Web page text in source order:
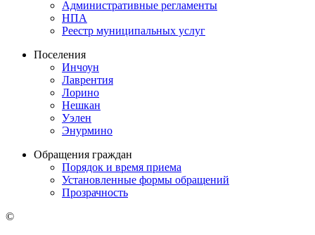
Административные регламенты
НПА
Реестр муниципальных услуг
Поселения
Инчоун
Лаврентия
Лорино
Нешкан
Уэлен
Энурмино
Обращения граждан
Порядок и время приема
Установленные формы обращений
Прозрачность
©